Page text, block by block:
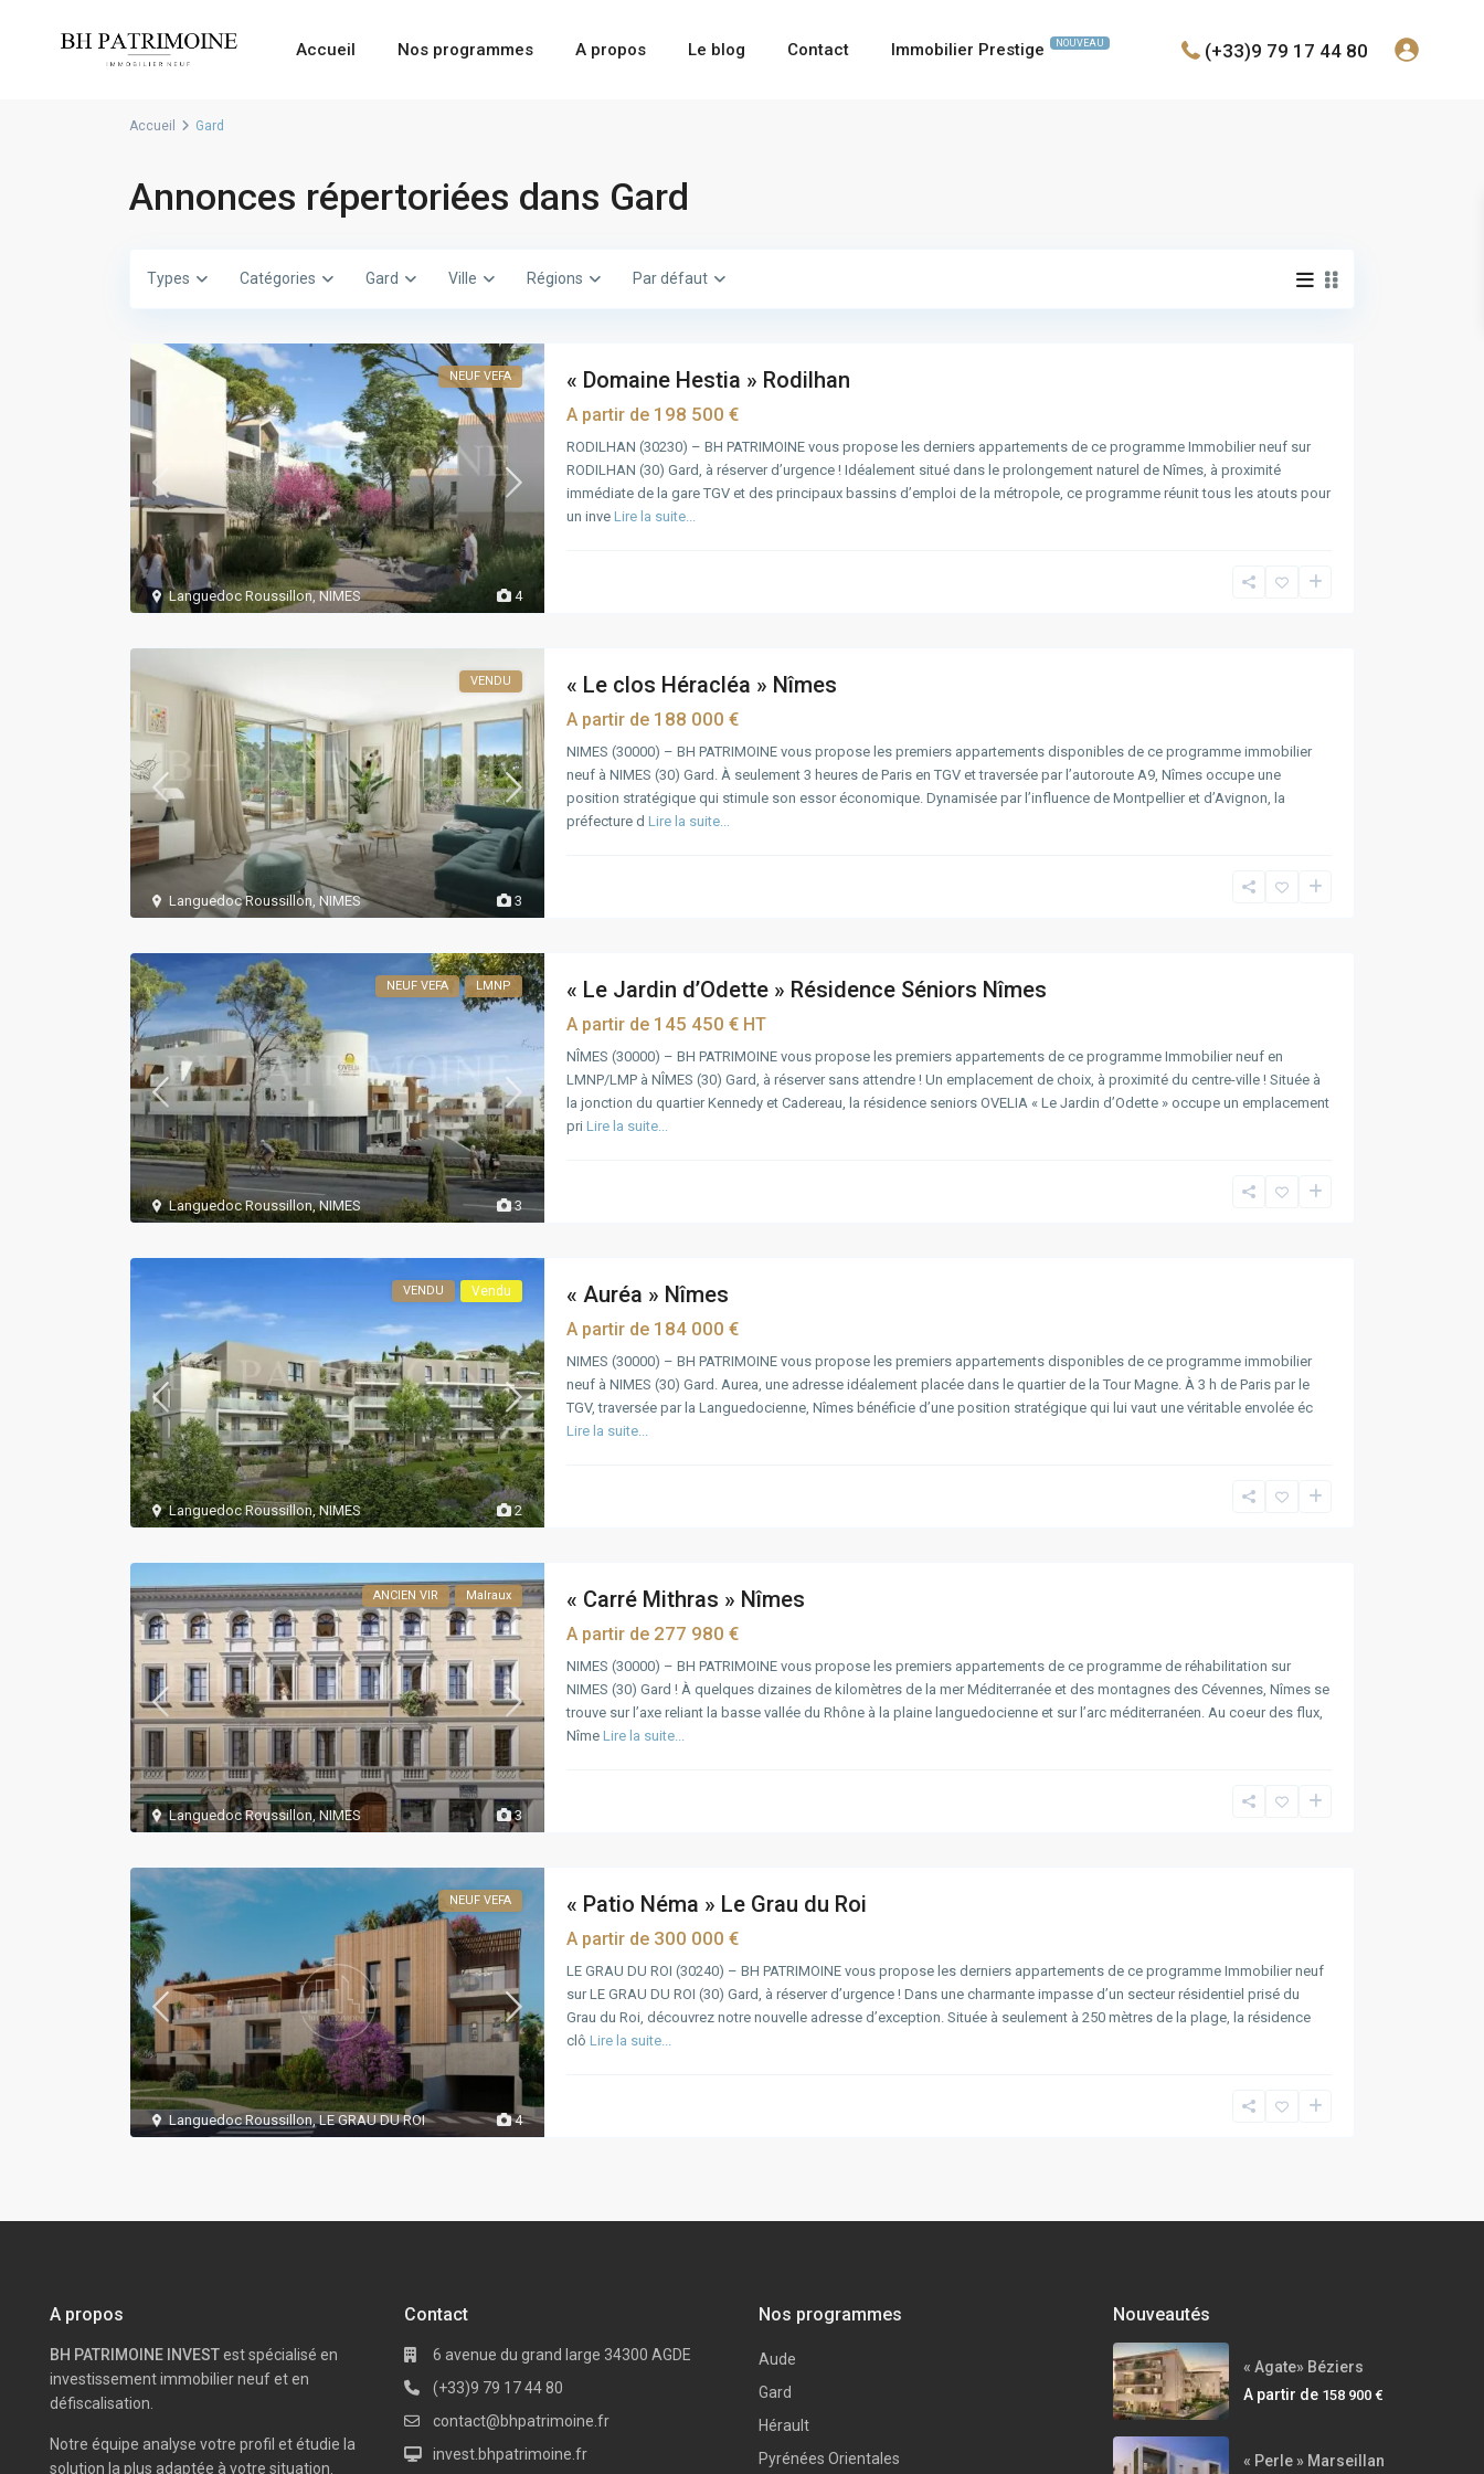
Accueil Nos programmes A propos Le blog Contact Immobilier Prestige NOUVEAU (+33)9 79 17 44 80
Accueil Gard
Annonces répertoriées dans Gard
Types Catégories Gard Ville Régions Par défaut
4
Languedoc Roussillon,NIMES
NEUF VEFA « Domaine Hestia » Rodilhan
A partir de 198 500 €
RODILHAN (30230) – BH PATRIMOINE vous propose les derniers appartements de ce programme Immobilier neuf sur
RODILHAN (30) Gard, à réserver d’urgence ! Idéalement situé dans le prolongement naturel de Nîmes, à proximité
immédiate de la gare TGV et des principaux bassins d’emploi de la métropole, ce programme réunit tous les atouts pour
un inve Lire la suite...
3
Languedoc Roussillon, NIMES
VENDU « Le clos Héracléa » Nîmes
A partir de 188 000 €
NIMES (30000) – BH PATRIMOINE vous propose les premiers appartements disponibles de ce programme immobilier
neuf à NIMES (30) Gard. À seulement 3 heures de Paris en TGV et traversée par l’autoroute A9, Nîmes occupe une
position stratégique qui stimule son essor économique. Dynamisée par l’influence de Montpellier et d’Avignon, la
préfecture d Lire la suite...
3
Languedoc Roussillon,NIMES
NEUF VEFA LMNP « Le Jardin d’Odette » Résidence Séniors Nîmes
A partir de 145 450 € HT
NÎMES (30000) – BH PATRIMOINE vous propose les premiers appartements de ce programme Immobilier neuf en
LMNP/LMP à NÎMES (30) Gard, à réserver sans attendre ! Un emplacement de choix, à proximité du centre-ville ! Située à
la jonction du quartier Kennedy et Cadereau, la résidence seniors OVELIA « Le Jardin d’Odette » occupe un emplacement
pri Lire la suite...
2
Languedoc Roussillon,NIMES
VENDU Vendu « Auréa » Nîmes
A partir de 184 000 €
NIMES (30000) – BH PATRIMOINE vous propose les premiers appartements disponibles de ce programme immobilier
neuf à NIMES (30) Gard. Aurea, une adresse idéalement placée dans le quartier de la Tour Magne. À 3 h de Paris par le
TGV, traversée par la Languedocienne, Nîmes bénéficie d’une position stratégique qui lui vaut une véritable envolée éc
Lire la suite...
3
Languedoc Roussillon, NIMES
ANCIEN VIR Malraux « Carré Mithras » Nîmes
A partir de 277 980 €
NIMES (30000) – BH PATRIMOINE vous propose les premiers appartements de ce programme de réhabilitation sur
NIMES (30) Gard ! À quelques dizaines de kilomètres de la mer Méditerranée et des montagnes des Cévennes, Nîmes se
trouve sur l’axe reliant la basse vallée du Rhône à la plaine languedocienne et sur l’arc méditerranéen. Au coeur des flux,
Nîme Lire la suite...
4
Languedoc Roussillon,LE GRAU DU ROI
NEUF VEFA « Patio Néma » Le Grau du Roi
A partir de 300 000 €
LE GRAU DU ROI (30240) – BH PATRIMOINE vous propose les derniers appartements de ce programme Immobilier neuf
sur LE GRAU DU ROI (30) Gard, à réserver d’urgence ! Dans une charmante impasse d’un secteur résidentiel prisé du
Grau du Roi, découvrez notre nouvelle adresse d’exception. Située à seulement à 250 mètres de la plage, la résidence
clô Lire la suite...
A propos
BH PATRIMOINE INVESTest spécialisé en
investissement immobilier neuf et en
défiscalisation.
Notre équipe analyse votre profil et étudie la
solution la plus adaptée à votre situation.
Contact
6 avenue du grand large 34300 AGDE
(+33)9 79 17 44 80
contact@bhpatrimoine.fr
invest.bhpatrimoine.fr
Nos programmes
Aude
Gard
Hérault
Pyrénées Orientales
Nouveautés
« Agate» Béziers
A partir de158 900 €
« Perle » Marseillan